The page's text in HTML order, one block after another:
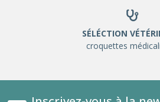
SÉLÉCTION
croquettes